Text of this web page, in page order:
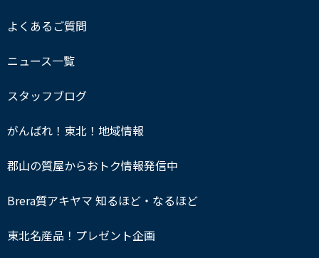
よくあるご質問
ニュース一覧
スタッフブログ
がんばれ！東北！地域情報
郡山の質屋からおトク情報発信中
Brera質アキヤマ 知るほど・なるほど
東北名産品！プレゼント企画